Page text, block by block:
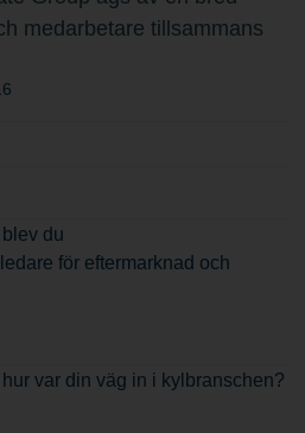
du
för eftermarknad och
var din väg in i kylbranschen?
medarbetare tillsammans